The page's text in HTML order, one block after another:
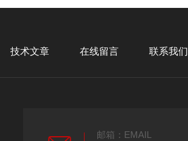
技术文章 在线留言 联系我们
邮箱：EMAIL